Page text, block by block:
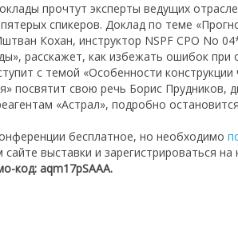
прочтут эксперты ведущих
спикеров. Доклад по теме
Кохан, инструктор NSPF СРО No
расскажет, как избежать ошибок при
с темой «Особенности
посвятит свою речь Борис Прудников,
«Астрал», подробно
бесплатное, но необходимо
выставки и зарегистрироваться
код: aqm17pSAAA.